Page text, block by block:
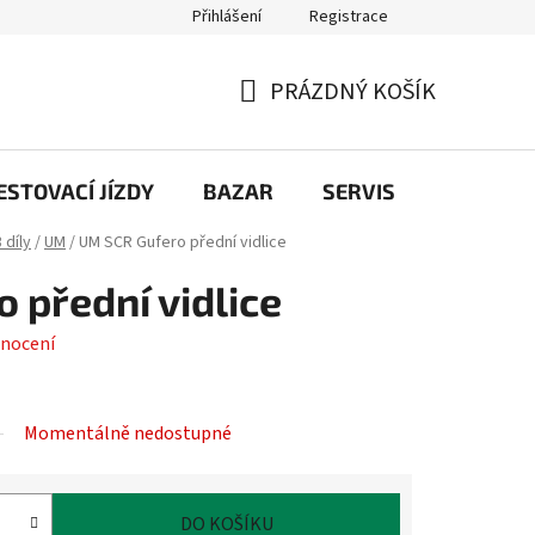
Přihlášení Registrace
KOŠÍK
PRÁZDNÝ KOŠÍK
JÍZDY BAZAR SERVIS
díly/UM/UM SCR Gufero přední vidlice
přední vidlice
Momentálně nedostupné
DO KOŠÍKU